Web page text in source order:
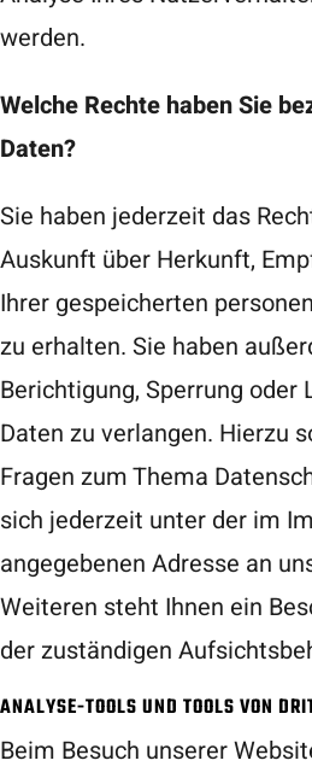
werden.
Welche Rechte haben Sie
Daten?
Sie haben jederzeit das
Auskunft über Herkunft,
Ihrer gespeicherten
zu erhalten. Sie haben
Berichtigung, Sperrung oder
Daten zu verlangen. Hierzu
Fragen zum Thema
sich jederzeit unter der im
angegebenen Adresse an
Weiteren steht Ihnen ein
der zuständigen
ANALYSE-TOOLS UND TOOLS VON
Beim Besuch unserer